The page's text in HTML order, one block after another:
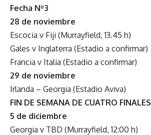
Fecha Nº3
28 de noviembre
Escocia v Fiji (Murrayfield, 13.45 h)
Gales v Inglaterra (Estadio a confirmar)
Francia v Italia (Estadio a confirmar)
29 de noviembre
Irlanda – Georgia (Estadio Aviva)
FIN DE SEMANA DE CUATRO FINALES
5 de diciembre
Georgia v TBD (Murrayfield, 12:00 h)